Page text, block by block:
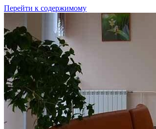
Перейти к содержимому